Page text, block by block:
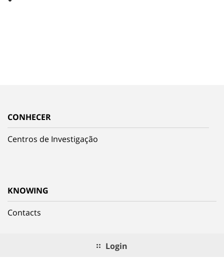
CONHECER
Centros de Investigação
KNOWING
Contacts
Login